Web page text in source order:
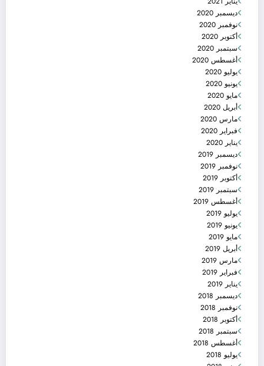
ديسمبر 2020
نوفمبر 2020
أكتوبر 2020
سبتمبر 2020
أغسطس 2020
يوليو 2020
يونيو 2020
مايو 2020
أبريل 2020
مارس 2020
فبراير 2020
يناير 2020
ديسمبر 2019
نوفمبر 2019
أكتوبر 2019
سبتمبر 2019
أغسطس 2019
يوليو 2019
يونيو 2019
مايو 2019
أبريل 2019
مارس 2019
فبراير 2019
يناير 2019
ديسمبر 2018
نوفمبر 2018
أكتوبر 2018
سبتمبر 2018
أغسطس 2018
يوليو 2018